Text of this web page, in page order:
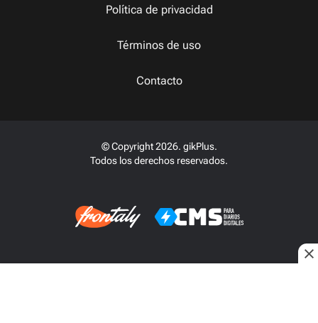
Política de privacidad
Términos de uso
Contacto
© Copyright 2026. gikPlus.
Todos los derechos reservados.